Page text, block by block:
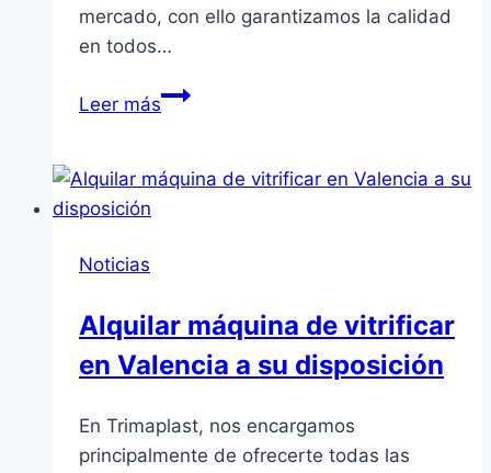
mercado, con ello garantizamos la calidad
en todos…
Leer másMaterial
en
Noticias
Alquilar máquina de vitrificar
en Valencia a su disposición
En Trimaplast, nos encargamos
principalmente de ofrecerte todas las